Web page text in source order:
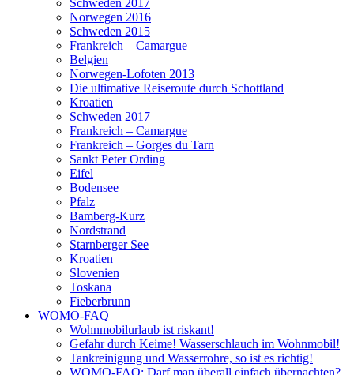
Norwegen 2016
Schweden 2015
Frankreich – Camargue
Belgien
Norwegen-Lofoten 2013
Die ultimative Reiseroute durch Schottland
Kroatien
Schweden 2017
Frankreich – Camargue
Frankreich – Gorges du Tarn
Sankt Peter Ording
Eifel
Bodensee
Pfalz
Bamberg-Kurz
Nordstrand
Starnberger See
Kroatien
Slovenien
Toskana
Fieberbrunn
WOMO-FAQ
Wohnmobilurlaub ist riskant!
Gefahr durch Keime! Wasserschlauch im Wohnmobil!
Tankreinigung und Wasserrohre, so ist es richtig!
WOMO-FAQ: Darf man überall einfach übernachten?